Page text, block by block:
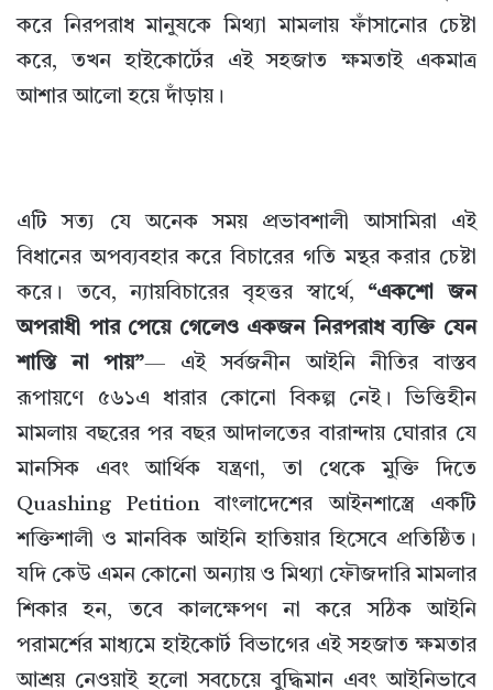
করে নিরপরাধ মানুষকে মিথ্যা মামলায় ফাঁসানোর চেষ্টা
করে, তখন হাইকোর্টের এই সহজাত ক্ষমতাই একমাত্র
আশার আলো হয়ে দাঁড়ায়।
এটি সত্য যে অনেক সময় প্রভাবশালী আসামিরা এই
বিধানের অপব্যবহার করে বিচারের গতি মন্থর করার চেষ্টা
করে। তবে, ন্যায়বিচারের বৃহত্তর স্বার্থে, “একশো জন
অপরাধী পার পেয়ে গেলেও একজন নিরপরাধ ব্যক্তি যেন
শাস্তি না পায়”— এই সর্বজনীন আইনি নীতির বাস্তব
রূপায়ণে ৫৬১এ ধারার কোনো বিকল্প নেই। ভিত্তিহীন
মামলায় বছরের পর বছর আদালতের বারান্দায় ঘোরার যে
মানসিক এবং আর্থিক যন্ত্রণা, তা থেকে মুক্তি দিতে
Quashing Petition বাংলাদেশের আইনশাস্ত্রে একটি
শক্তিশালী ও মানবিক আইনি হাতিয়ার হিসেবে প্রতিষ্ঠিত।
যদি কেউ এমন কোনো অন্যায় ও মিথ্যা ফৌজদারি মামলার
শিকার হন, তবে কালক্ষেপণ না করে সঠিক আইনি
পরামর্শের মাধ্যমে হাইকোর্ট বিভাগের এই সহজাত ক্ষমতার
আশ্রয় নেওয়াই হলো সবচেয়ে বুদ্ধিমান এবং আইনিভাবে